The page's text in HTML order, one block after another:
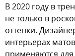
В 2020 году в
не только в
оттенки.
интерьерах